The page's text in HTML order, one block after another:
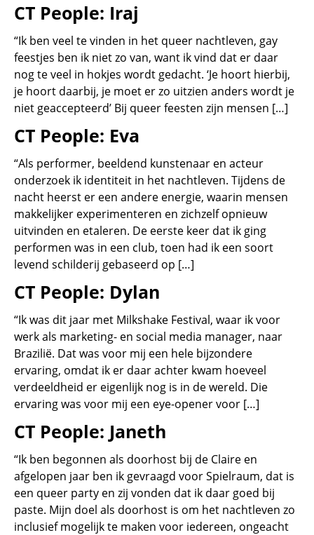
CT People: Iraj
“Ik ben veel te vinden in het queer nachtleven, gay
feestjes ben ik niet zo van, want ik vind dat er daar
nog te veel in hokjes wordt gedacht. ‘Je hoort hierbij,
je hoort daarbij, je moet er zo uitzien anders wordt je
niet geaccepteerd’ Bij queer feesten zijn mensen […]
CT People: Eva
“Als performer, beeldend kunstenaar en acteur
onderzoek ik identiteit in het nachtleven. Tijdens de
nacht heerst er een andere energie, waarin mensen
makkelijker experimenteren en zichzelf opnieuw
uitvinden en etaleren. De eerste keer dat ik ging
performen was in een club, toen had ik een soort
levend schilderij gebaseerd op […]
CT People: Dylan
“Ik was dit jaar met Milkshake Festival, waar ik voor
werk als marketing- en social media manager, naar
Brazilië. Dat was voor mij een hele bijzondere
ervaring, omdat ik er daar achter kwam hoeveel
verdeeldheid er eigenlijk nog is in de wereld. Die
ervaring was voor mij een eye-opener voor […]
CT People: Janeth
“Ik ben begonnen als doorhost bij de Claire en
afgelopen jaar ben ik gevraagd voor Spielraum, dat is
een queer party en zij vonden dat ik daar goed bij
paste. Mijn doel als doorhost is om het nachtleven zo
inclusief mogelijk te maken voor iedereen, ongeacht